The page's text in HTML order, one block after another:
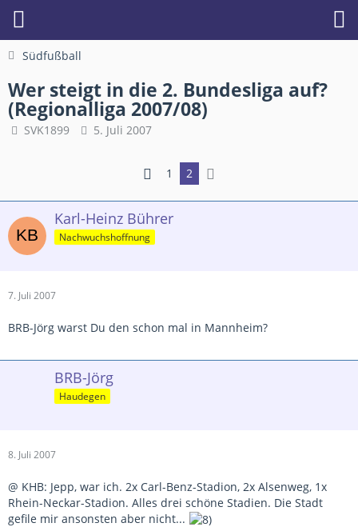
Südfußball
Wer steigt in die 2. Bundesliga auf?
(Regionalliga 2007/08)
SVK1899 5. Juli 2007
1 2
Karl-Heinz Bührer
Nachwuchshoffnung
7. Juli 2007
BRB-Jörg warst Du den schon mal in Mannheim?
BRB-Jörg
Haudegen
8. Juli 2007
@ KHB: Jepp, war ich. 2x Carl-Benz-Stadion, 2x Alsenweg, 1x
Rhein-Neckar-Stadion. Alles drei schöne Stadien. Die Stadt
gefile mir ansonsten aber nicht...